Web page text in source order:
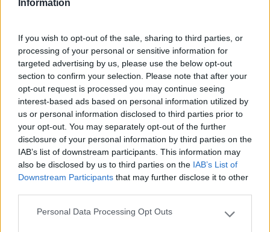
Information
If you wish to opt-out of the sale, sharing to third parties, or
processing of your personal or sensitive information for
targeted advertising by us, please use the below opt-out
section to confirm your selection. Please note that after your
opt-out request is processed you may continue seeing
interest-based ads based on personal information utilized by
us or personal information disclosed to third parties prior to
your opt-out. You may separately opt-out of the further
disclosure of your personal information by third parties on the
IAB’s list of downstream participants. This information may
also be disclosed by us to third parties on the IAB’s List of
Downstream Participants that may further disclose it to other
Please note that this website/app uses one or more Google
Personal Data Processing Opt Outs
rate
Pubblicato il
21/10/2021
Sezione
Accessori
Anche se, come nel caso dei prodotti proposti da Agenzie
Toninelli, l’importo delle polizze assicurative - in special modo
quelle dedicate a chi viaggia in camper - sono particolarmente
convenie...
Toninelli Assicurazioni